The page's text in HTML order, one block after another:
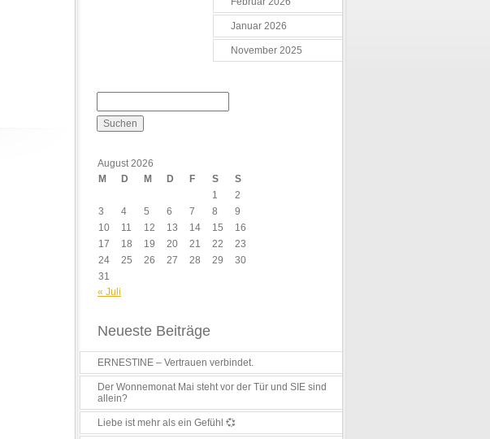
Januar 2026
November 2025
August 2026
M
D M D F S
S
1
2
3
4 5 6 7 8
9
10
11 12 13 14 15
16
17
18 19 20 21 22
23
24
25 26 27 28 29
30
31
« Juli
Neueste Beiträge
ERNESTINE – Vertrauen verbindet.
Der Wonnemonat Mai steht vor der Tür und SIE sind
allein?
Liebe ist mehr als ein Gefühl 💞